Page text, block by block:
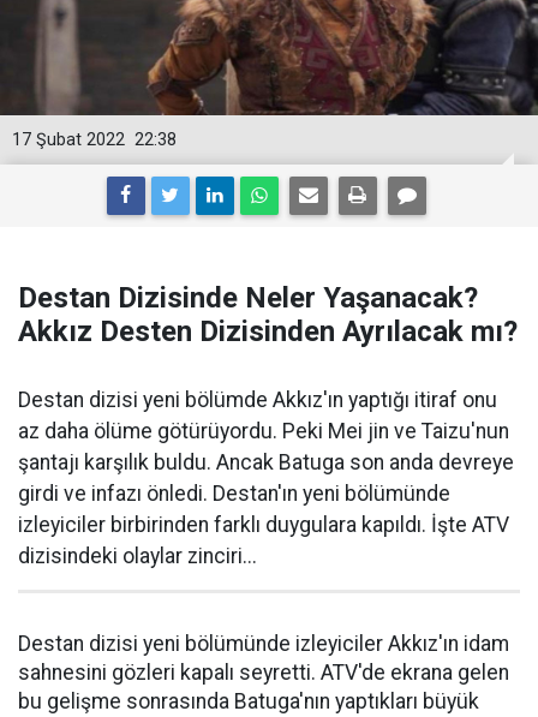
22:38
17 Şubat 2022
Destan Dizisinde Neler Yaşanacak?
Akkız Desten Dizisinden Ayrılacak mı?
Destan dizisi yeni bölümde Akkız'ın yaptığı itiraf onu
az daha ölüme götürüyordu. Peki Mei jin ve Taizu'nun
şantajı karşılık buldu. Ancak Batuga son anda devreye
girdi ve infazı önledi. Destan'ın yeni bölümünde
izleyiciler birbirinden farklı duygulara kapıldı. İşte ATV
dizisindeki olaylar zinciri...
Destan dizisi yeni bölümünde izleyiciler Akkız'ın idam
sahnesini gözleri kapalı seyretti. ATV'de ekrana gelen
bu gelişme sonrasında Batuga'nın yaptıkları büyük